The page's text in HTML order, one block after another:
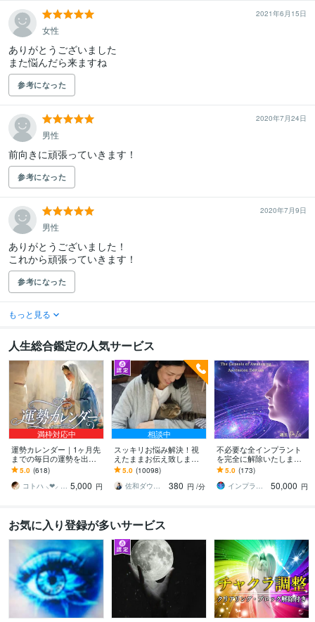
2021年6月15日
女性
ありがとうございました
また悩んだら来ますね
参考になった
2020年7月24日
男性
前向きに頑張っていきます！
参考になった
2020年7月9日
男性
ありがとうございました！
これから頑張っていきます！
参考になった
もっと見る
人生総合鑑定の人気サービス
満枠対応中
運勢カレンダー｜1ヶ月先
までの毎日の運勢を出し
ます 30日×500字のおよそ
1万5千文字で細かく詳細
に記します
5.0 (618)
コトハ ⸜❤︎⸝ 新サービス提供開始✨️ 5,000 円
相談中
スッキリお悩み解決！視
えたままお伝え致します
恋愛、結婚、人間関係、
仕事、人生、ペットの気
持ち等◎祈願付き
5.0 (10098)
佐和ダウジング＆スピリットメンター
380 円 /分
不必要な全インプラント
を完全に解除いたします
インプラント全解除創始
者 × 魂の解放・カルマ浄
化・能力開花
5.0 (173)
インプラント全解除創始者｜魂王DaI⭐︎
50,000 円
お気に入り登録が多いサービス